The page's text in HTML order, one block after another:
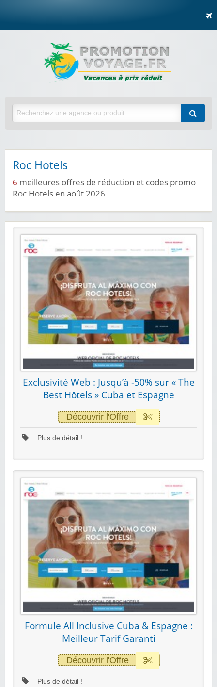
Roc Hotels
6 meilleures offres de réduction et codes promo
Roc Hotels en août 2026
Exclusivité Web : Jusqu’à -50% sur « The
Best Hôtels » Cuba et Espagne
Découvrir l'Offre
Plus de détail !
Formule All Inclusive Cuba & Espagne :
Meilleur Tarif Garanti
Découvrir l'Offre
Plus de détail !